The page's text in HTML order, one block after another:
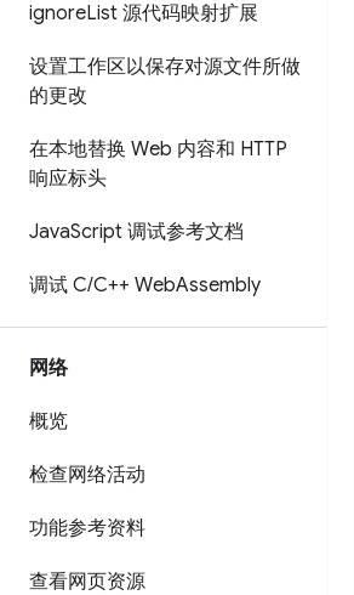
ignoreList 源代码映射扩展
设置工作区以保存对源文件所做
的更改
在本地替换 Web 内容和 HTTP
响应标头
JavaScript 调试参考文档
调试 C/C++ WebAssembly
网络
概览
检查网络活动
功能参考资料
查看网页资源